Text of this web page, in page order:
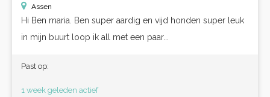
Assen
Hi Ben maria. Ben super aardig en vijd honden super leuk
in mijn buurt loop ik all met een paar...
Past op:
1 week geleden actief